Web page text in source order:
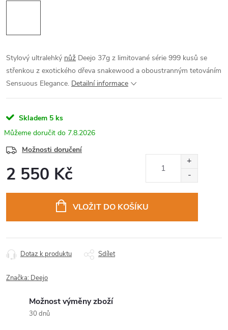
Stylový ultralehký nůž Deejo 37g z limitované série 999 kusů se
střenkou z exotického dřeva snakewood a oboustranným tetováním
Sensuous Elegance. Detailní informace
Skladem 5 ks
7.8.2026
Možnosti doručení
2 550 Kč
VLOŽIT DO KOŠÍKU
Dotaz k produktu Sdílet
Značka: Deejo
Možnost výměny zboží
30 dnů